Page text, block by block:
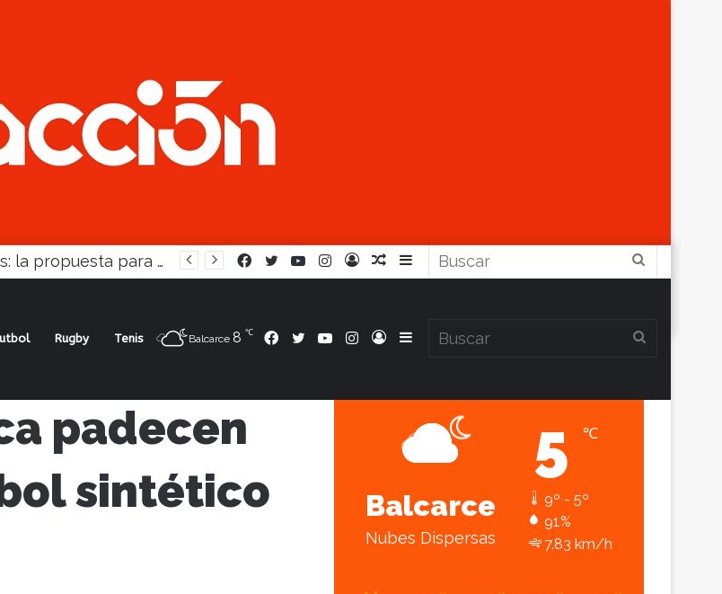
Mujeres Icónicas: la propuesta para desarrollo empresarial femenino que llega a Balcarce
Barra
Artículo
Iniciar
Instagram
YouTube
Twitter
Facebook
Rugby Tenis Barra
Lateral
Iniciar
Sesión
Instagram
YouTube
Twitter
Facebook
Balcarce 8 ℃
ámbitos de fútbol sintético local
padecen
sintético
Balcarce
Nubes Dispersas
5 ℃
9º - 5º
91%
7.83 km/h